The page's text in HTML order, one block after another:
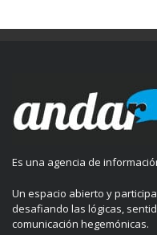
Es una agencia de
Un espacio abierto y
desafiando las lógicas,
comunicación hegemónicas.